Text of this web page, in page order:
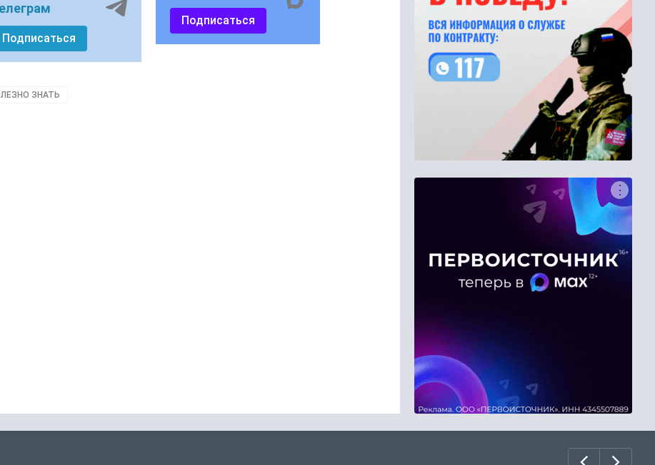
Подписаться
Подписаться
ЗНАТЬ